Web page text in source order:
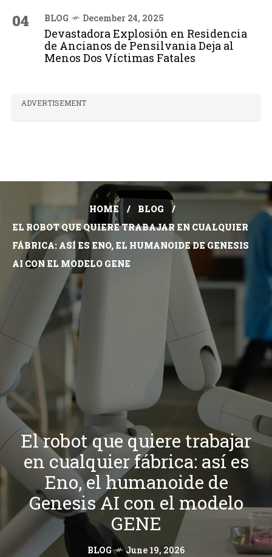
04 BLOG December 24, 2025
Devastadora Explosión en Residencia
de Ancianos de Pensilvania Deja al
Menos Dos Víctimas Fatales
ADVERTISEMENT
HOME
BLOG
EL ROBOT QUE QUIERE TRABAJAR EN CUALQUIER
FÁBRICA: ASÍ ES ENO, EL HUMANOIDE DE GENESIS
AI CON EL MODELO GENE
El robot que quiere trabajar
en cualquier fábrica: así es
Eno, el humanoide de
Genesis AI con el modelo
GENE
BLOG June 19, 2026